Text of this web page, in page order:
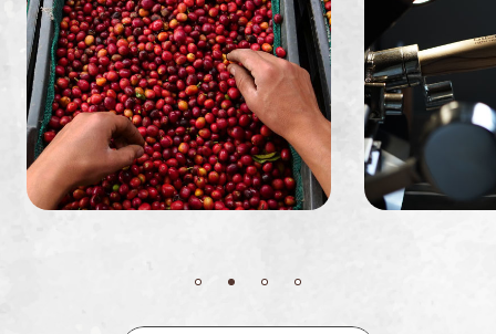
ミャンマー ルワンダ